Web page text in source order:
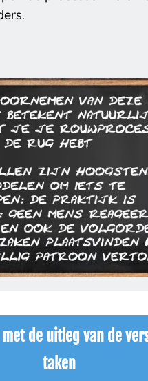
de uitleg van de
taken